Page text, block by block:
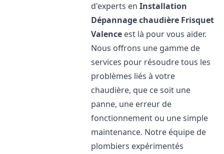
d'experts enInstallation
Dépannage chaudière Frisquet
Valence est là pour vous aider.
Nous offrons une gamme de
services pour résoudre tous les
problèmes liés à votre
chaudière, que ce soit une
panne, une erreur de
fonctionnement ou une simple
maintenance. Notre équipe de
plombiers expérimentés